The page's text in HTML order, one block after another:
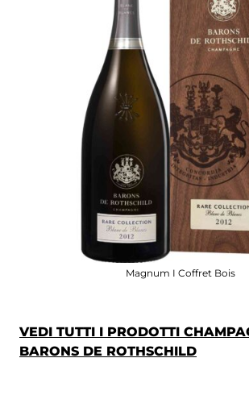
Magnum I Coffret Bois
VEDI TUTTI I PRODOTTI
BARONS DE ROTHSCHILD